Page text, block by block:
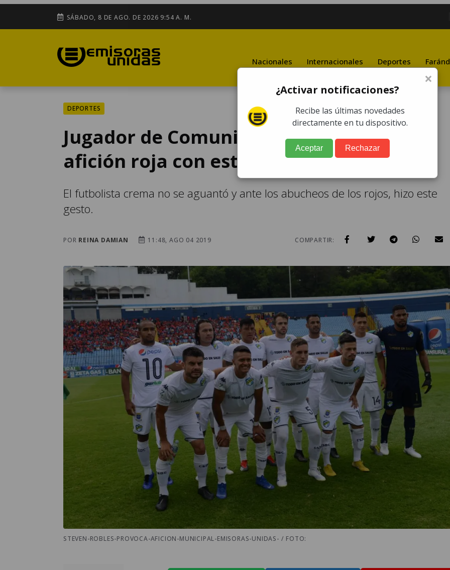
SÁBADO, 8 DE AGO. DE 2026 9:54 A. M.
Nacionales Internacionales Deportes
DEPORTES
Jugador de Comunicaciones provoca a la
afición roja con esta señal
El futbolista crema no se aguantó y ante los abucheos de los rojos, hizo este
gesto.
POR REINA DAMIAN 11:48, AGO 04 2019 COMPARTIR:
STEVEN-ROBLES-PROVOCA-AFICION-MUNICIPAL-EMISORAS-UNIDAS- / FOTO:
×
¿Activar notificaciones?
Recibe las últimas novedades
directamente en tu dispositivo.
Aceptar Rechazar